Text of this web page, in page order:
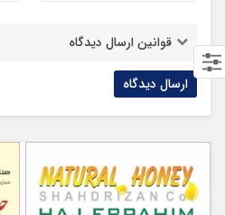
قوانین ارسال دیدگاه